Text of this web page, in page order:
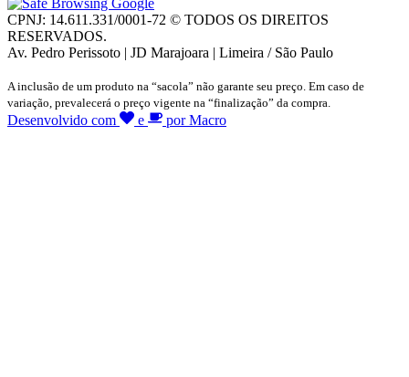
CPNJ: 14.611.331/0001-72 © TODOS OS DIREITOS
RESERVADOS.
Av. Pedro Perissoto | JD Marajoara | Limeira / São Paulo
A inclusão de um produto na “sacola” não garante seu preço. Em caso de
variação, prevalecerá o preço vigente na “finalização” da compra.
Desenvolvido com e por Macro